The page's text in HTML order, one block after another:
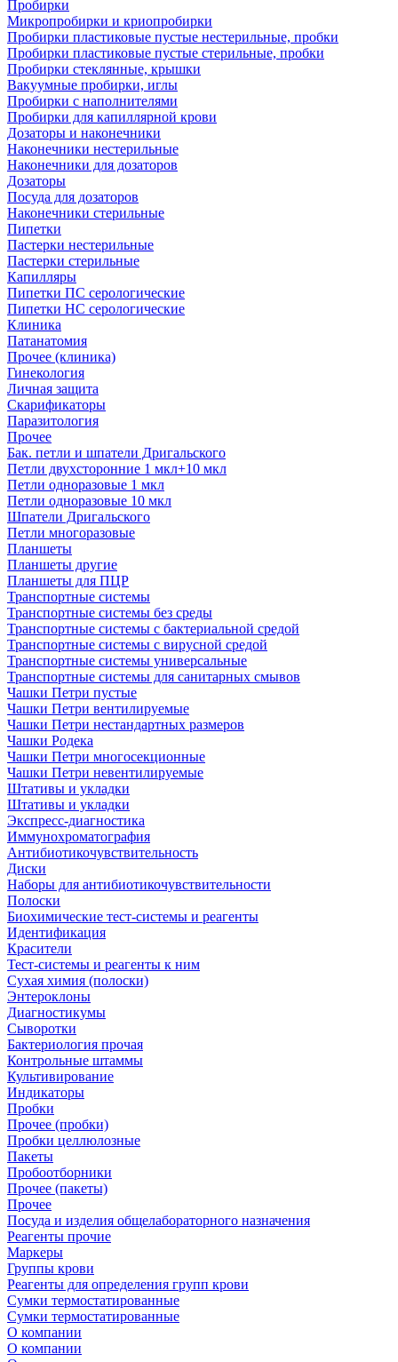
Пробирки
Микропробирки и криопробирки
Пробирки пластиковые пустые нестерильные, пробки
Пробирки пластиковые пустые стерильные, пробки
Пробирки стеклянные, крышки
Вакуумные пробирки, иглы
Пробирки с наполнителями
Пробирки для капиллярной крови
Дозаторы и наконечники
Наконечники нестерильные
Наконечники для дозаторов
Дозаторы
Посуда для дозаторов
Наконечники стерильные
Пипетки
Пастерки нестерильные
Пастерки стерильные
Капилляры
Пипетки ПС серологические
Пипетки НС серологические
Клиника
Патанатомия
Прочее (клиника)
Гинекология
Личная защита
Скарификаторы
Паразитология
Прочее
Бак. петли и шпатели Дригальского
Петли двухсторонние 1 мкл+10 мкл
Петли одноразовые 1 мкл
Петли одноразовые 10 мкл
Шпатели Дригальского
Петли многоразовые
Планшеты
Планшеты другие
Планшеты для ПЦР
Транспортные системы
Транспортные системы без среды
Транспортные системы с бактериальной средой
Транспортные системы с вирусной средой
Транспортные системы универсальные
Транспортные системы для санитарных смывов
Чашки Петри пустые
Чашки Петри вентилируемые
Чашки Петри нестандартных размеров
Чашки Родека
Чашки Петри многосекционные
Чашки Петри невентилируемые
Штативы и укладки
Штативы и укладки
Экспресс-диагностика
Иммунохроматография
Антибиотикочувствительность
Диски
Наборы для антибиотикочувствительности
Полоски
Биохимические тест-системы и реагенты
Идентификация
Красители
Тест-системы и реагенты к ним
Сухая химия (полоски)
Энтероклоны
Диагностикумы
Сыворотки
Бактериология прочая
Контрольные штаммы
Культивирование
Индикаторы
Пробки
Прочее (пробки)
Пробки целлюлозные
Пакеты
Пробоотборники
Прочее (пакеты)
Прочее
Посуда и изделия общелабораторного назначения
Реагенты прочие
Маркеры
Группы крови
Реагенты для определения групп крови
Сумки термостатированные
Сумки термостатированные
О компании
О компании